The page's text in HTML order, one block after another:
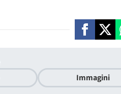
Immagini